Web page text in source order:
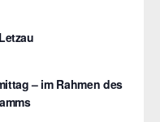
– im Rahmen des